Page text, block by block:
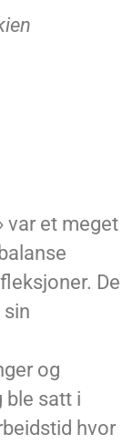
var et meget
De
sin
og
satt i
hvor